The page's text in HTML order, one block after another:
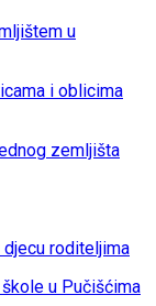
u
i oblicima
zemljišta
roditeljima
u Pučišćima